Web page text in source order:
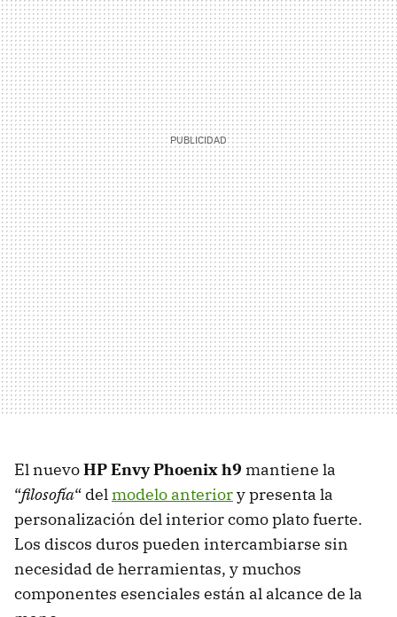
El nuevoHP Envy Phoenix h9 mantiene la
“filosofía“ delmodelo anteriory presenta la
personalización del interior como plato fuerte.
Los discos duros pueden intercambiarse sin
necesidad de herramientas, y muchos
componentes esenciales están al alcance de la